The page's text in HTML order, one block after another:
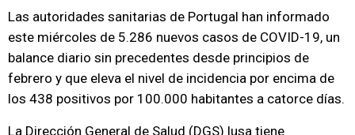
Las autoridades sanitarias de Portugal han informado
este miércoles de 5.286 nuevos casos de COVID-19, un
balance diario sin precedentes desde principios de
febrero y que eleva el nivel de incidencia por encima de
los 438 positivos por 100.000 habitantes a catorce días.
La Dirección General de Salud (DGS) lusa tiene